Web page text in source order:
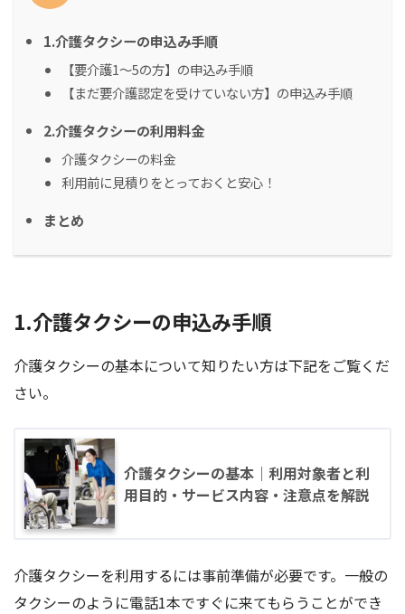
1.介護タクシーの申込み手順
【要介護1～5の方】の申込み手順
【まだ要介護認定を受けていない方】の申込み手順
2.介護タクシーの利用料金
介護タクシーの料金
利用前に見積りをとっておくと安心！
まとめ
1.介護タクシーの申込み手順
介護タクシーの基本について知りたい方は下記をご覧くだ
さい。
介護タクシーの基本｜利用対象者と利
用目的・サービス内容・注意点を解説
介護タクシーを利用するには事前準備が必要です。一般の
タクシーのように電話1本ですぐに来てもらうことができ